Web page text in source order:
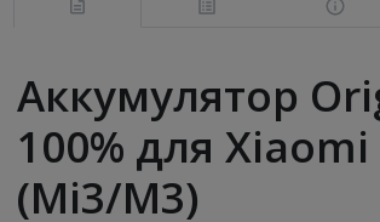
Аккумулятор
100% для Xiaomi
(Mi3/M3)